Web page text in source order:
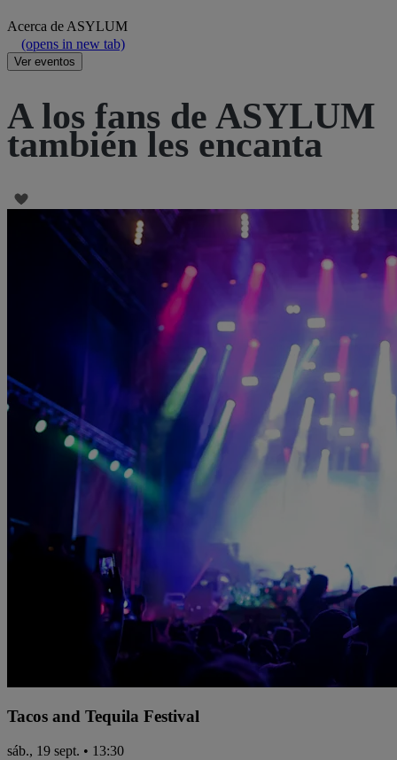
Acerca de ASYLUM
(opens in new tab)
Ver eventos
A los fans de ASYLUM
también les encanta
Tacos and Tequila Festival
sáb., 19 sept. • 13:30